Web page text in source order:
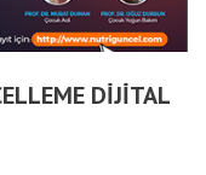
DİJİTAL